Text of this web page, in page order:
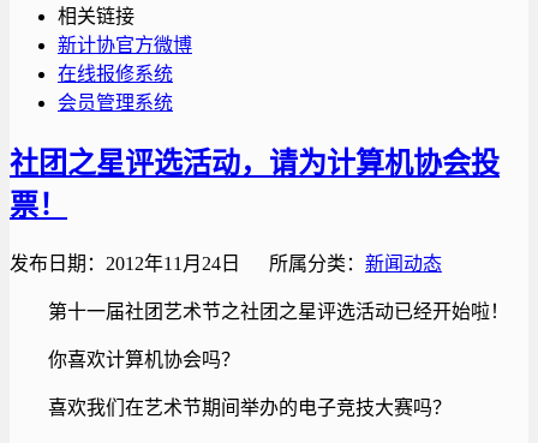
相关链接
新计协官方微博
在线报修系统
会员管理系统
社团之星评选活动，请为计算机协会投
票！
发布日期：2012年11月24日 所属分类： 新闻动态
第十一届社团艺术节之社团之星评选活动已经开始啦！
你喜欢计算机协会吗？
喜欢我们在艺术节期间举办的电子竞技大赛吗？